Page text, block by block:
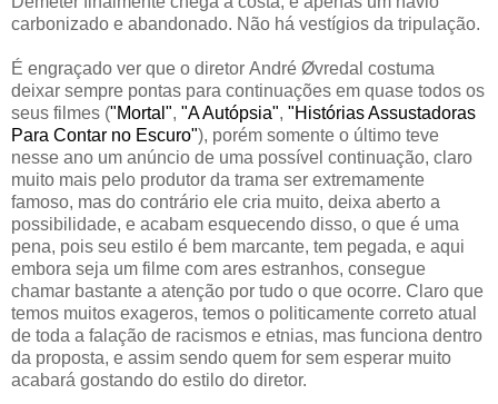
carbonizado e abandonado. Não há vestígios da tripulação.
É engraçado ver que o diretor André Øvredal costuma
deixar sempre pontas para continuações em quase todos os
seus filmes ("Mortal", "A Autópsia", "Histórias Assustadoras
Para Contar no Escuro"), porém somente o último teve
nesse ano um anúncio de uma possível continuação, claro
muito mais pelo produtor da trama ser extremamente
famoso, mas do contrário ele cria muito, deixa aberto a
possibilidade, e acabam esquecendo disso, o que é uma
pena, pois seu estilo é bem marcante, tem pegada, e aqui
embora seja um filme com ares estranhos, consegue
chamar bastante a atenção por tudo o que ocorre. Claro que
temos muitos exageros, temos o politicamente correto atual
de toda a falação de racismos e etnias, mas funciona dentro
da proposta, e assim sendo quem for sem esperar muito
acabará gostando do estilo do diretor.